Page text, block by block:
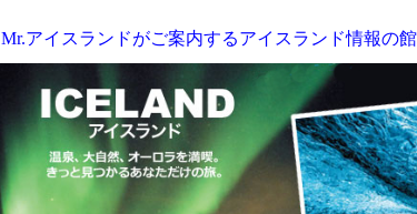
Mr.アイスランドがご案内するアイスランド情報の館